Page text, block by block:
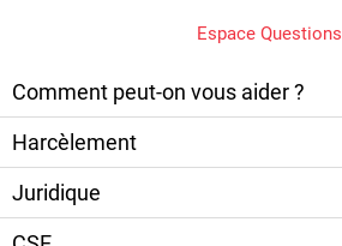
Espace Questions
Comment peut-on vous aider ?
Harcèlement
Juridique